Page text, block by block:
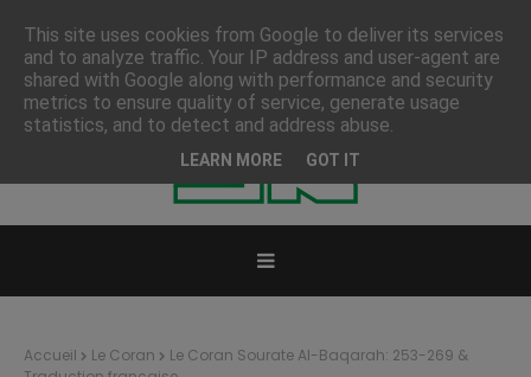
Accueil Le Coran
Le Coran Sourate Al-Baqarah: 253-269 &
This site uses cookies from Google to deliver its services
and to analyze traffic. Your IP address and user-agent are
shared with Google along with performance and security
metrics to ensure quality of service, generate usage
statistics, and to detect and address abuse.
LEARN MORE GOT IT